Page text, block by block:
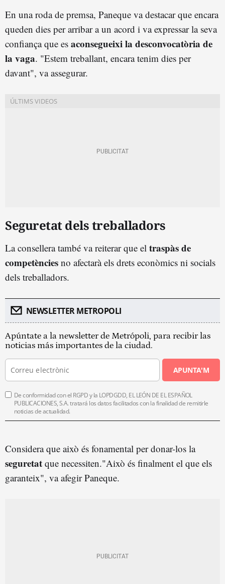
En una roda de premsa, Paneque va destacar que encara
queden dies per arribar a un acord i va expressar la seva
confiança que es aconsegueixi la desconvocatòria de
la vaga. "Estem treballant, encara tenim dies per
davant", va assegurar.
Seguretat dels treballadors
La consellera també va reiterar que el traspàs de
competències no afectarà els drets econòmics ni socials
dels treballadors.
NEWSLETTER METROPOLI
Apúntate a la newsletter de Metrópoli, para recibir las
noticias más importantes de la ciudad.
APUNTA'M
De conformidad con el RGPD y la LOPDGDD, EL LEÓN DE EL ESPAÑOL
PUBLICACIONES, S.A. tratará los datos facilitados con la finalidad de remitirle
noticias de actualidad.
Considera que això és fonamental per donar-los la
seguretat que necessiten."Això és finalment el que els
garanteix", va afegir Paneque.